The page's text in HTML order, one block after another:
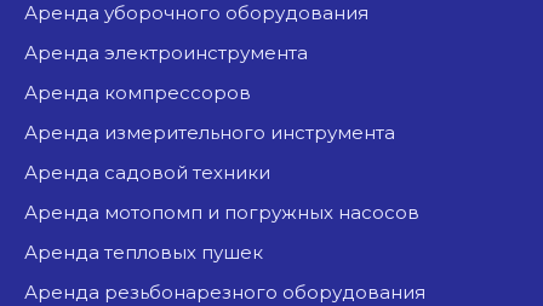
аренда уборочного оборудования
аренда электроинструмента
аренда компрессоров
аренда измерительного инструмента
аренда садовой техники
аренда мотопомп и погружных насосов
аренда тепловых пушек
аренда резьбонарезного оборудования